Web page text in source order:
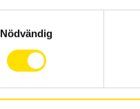
Nödvändig
Köpvillkor